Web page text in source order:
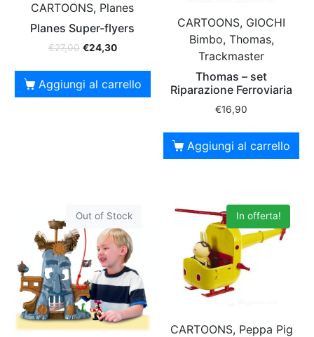
CARTOONS, Planes
Planes Super-flyers
€27,00 €24,30
Aggiungi al carrello
CARTOONS, GIOCHI
Bimbo, Thomas,
Trackmaster
Thomas – set
Riparazione Ferroviaria
€16,90
Aggiungi al carrello
Out of Stock In offerta!
CARTOONS, Peppa Pig